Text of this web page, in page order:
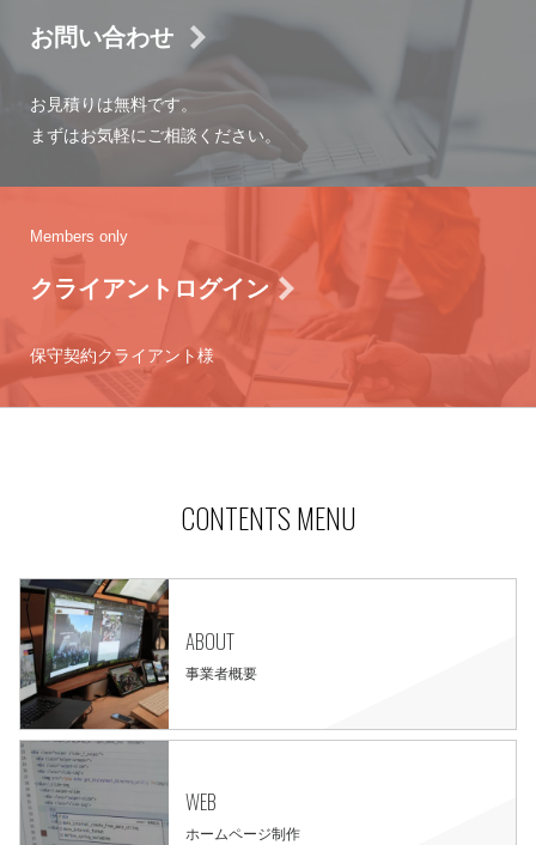
お問い合わせ
お見積りは無料です。
まずはお気軽にご相談ください。
Members only
クライアントログイン
保守契約クライアント様
CONTENTS MENU
ABOUT
事業者概要
WEB
ホームページ制作